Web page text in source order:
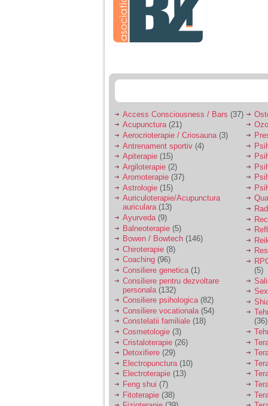
o palma sau pedepse.
De 4 ani am o relatie
serioasa cu un barbat
sa se manifeste o
Ma aflu aici pentru ca
vreau sa stiu daca am
nevoie de un psiholog
sau psihiatru.
Sunt casatorita, am
31 de ani si un copil in
varsta de 2 ani care
mi-e lumina ochilor.
De ceva timp simt ca
mi s-a adunat
oboseala, o oboseala
cronica de care nu pot
scapa si simt ca din
cauza ei nu pot
controla nervii si
cateodata are copilul
de suferit.
Am o bariera peste
care nu pot trece:
prietena mea a ramas
insarcinata cu o fata.
Am fost de comun
acord sa facem un
copil, cu gandul ca e
baiat.
Access Consciousness / Bars (37)
Acupunctura(21)
Aerocrioterapie / Criosauna (3)
Antrenament sportiv (4)
Apiterapie (15)
Argiloterapie (2)
Aromoterapie (37)
Astrologie (15)
Auriculoterapie/Acupunctura
auriculara(13)
Ayurveda(9)
Balneoterapie (5)
Bowen / Bowtech (146)
Chiroterapie (8)
Coaching (96)
Consiliere genetica(1)
Consiliere pentru dezvoltare
personala (132)
Consiliere psihologica(82)
Consiliere vocationala (54)
Constelatii familiale (18)
Cosmetologie (3)
Cristaloterapie (26)
Detoxifiere (29)
Electropunctura (10)
Electroterapie (13)
Feng shui (7)
Fitoterapie (38)
(5)
(36)